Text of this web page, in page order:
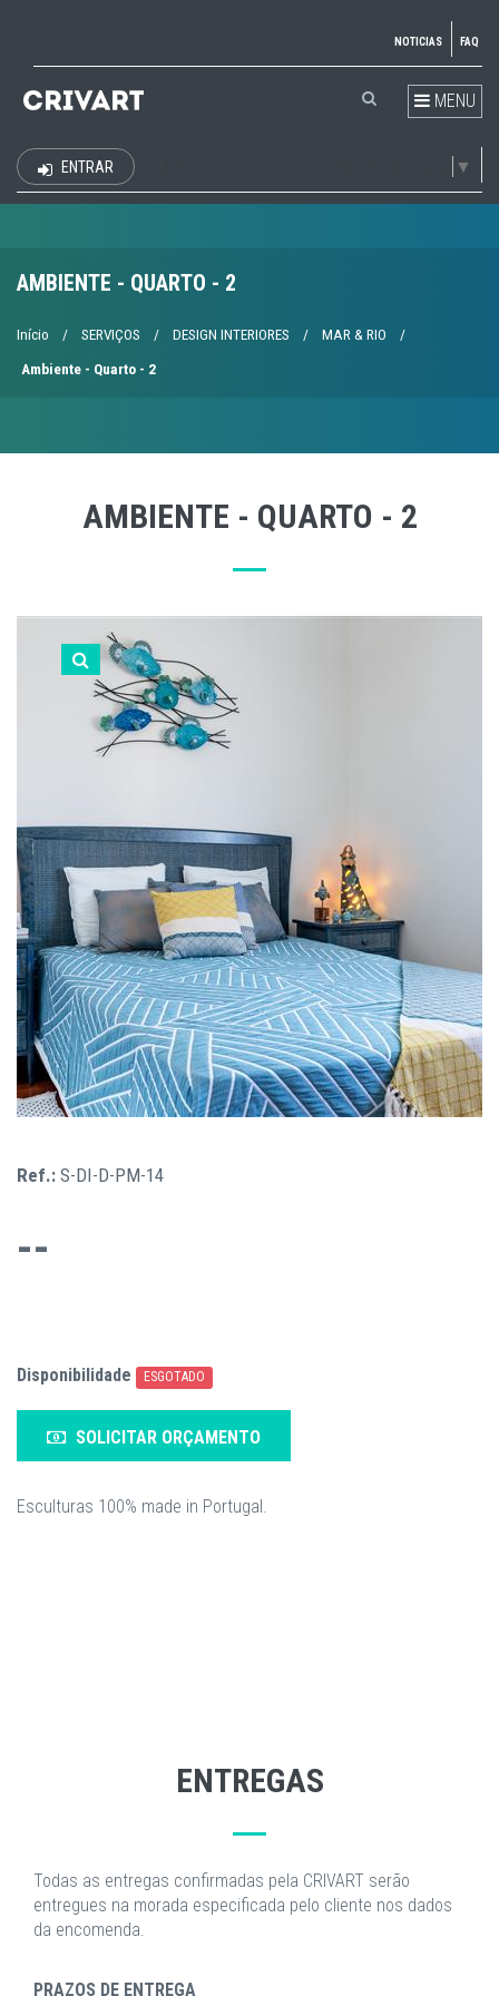
NOTICIAS FAQ
MENU
▼
ENTRAR
AMBIENTE - QUARTO - 2
Início / SERVIÇOS / DESIGN INTERIORES / MAR & RIO /
Ambiente - Quarto - 2
AMBIENTE - QUARTO - 2
Ref.: S-DI-D-PM-14
--
Disponibilidade ESGOTADO
SOLICITAR ORÇAMENTO
Esculturas 100% made in Portugal.
ENTREGAS
Todas as entregas confirmadas pela CRIVART serão
entregues na morada especificada pelo cliente nos dados
da encomenda.
PRAZOS DE ENTREGA